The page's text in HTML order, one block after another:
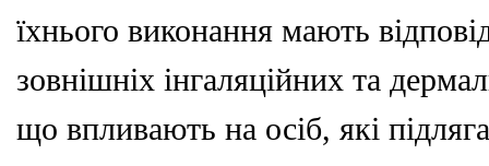
їхнього виконання мають
зовнішніх інгаляційних та
що впливають на осіб, які